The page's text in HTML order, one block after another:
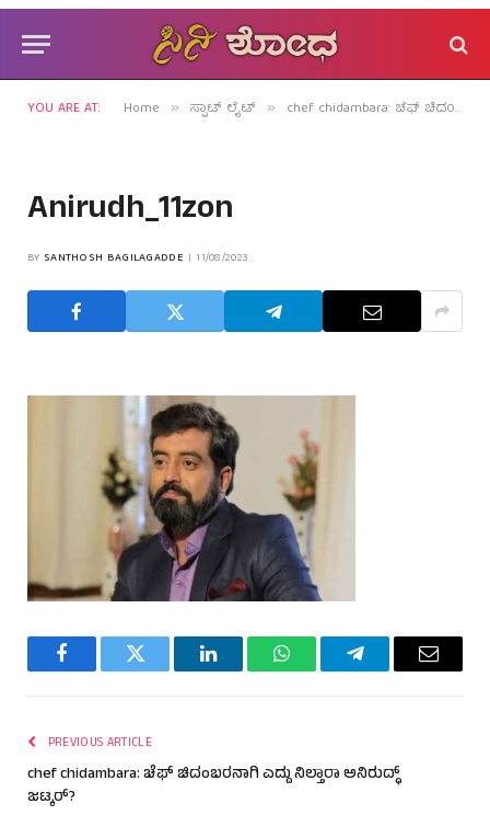
YOU ARE AT: Home » ಸ್ಪಾಟ್ ಲೈಟ್ » chef chidambara: ಚೆಫ್ ಚಿದಂಬರನಾಗಿ ಎದ್ದು ನಿಲ್ತಾರಾ ಅನಿರುದ್ಧ್ ಜಟ್ಕರ್?
Anirudh_11zon
BY SANTHOSH BAGILAGADDE 11/08/2023
FacebookTwitter LinkedInWhatsAppTelegramEmail
PREVIOUS ARTICLE
chef chidambara: ಚೆಫ್ ಚಿದಂಬರನಾಗಿ ಎದ್ದು ನಿಲ್ತಾರಾ ಅನಿರುದ್ಧ್
ಜಟ್ಕರ್?